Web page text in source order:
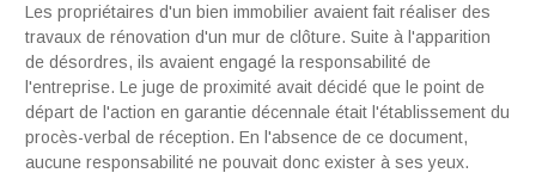
Les propriétaires d'un bien immobilier avaient fait réaliser des
travaux de rénovation d'un mur de clôture. Suite à l'apparition
de désordres, ils avaient engagé la responsabilité de
l'entreprise. Le juge de proximité avait décidé que le point de
départ de l'action en garantie décennale était l'établissement du
procès-verbal de réception. En l'absence de ce document,
aucune responsabilité ne pouvait donc exister à ses yeux.